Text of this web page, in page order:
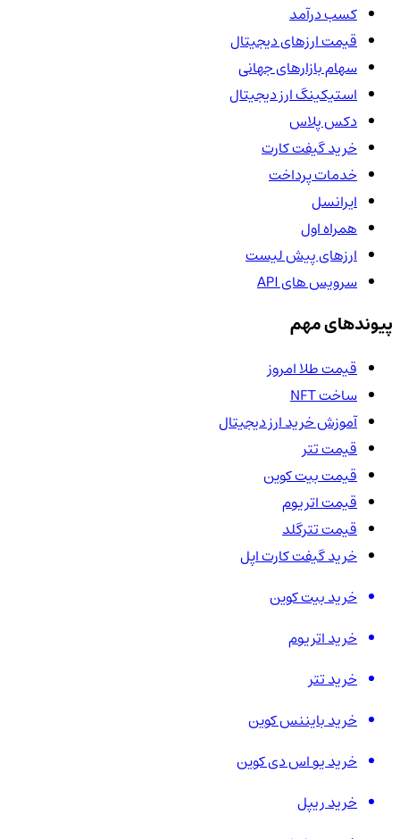
کسب درآمد
قیمت ارزهای دیجیتال
سهام بازارهای جهانی
استیکینگ ارز دیجیتال
دکس پلاس
خرید گیفت کارت
خدمات پرداخت
ایرانسل
همراه اول
ارزهای پیش لیست
سرویس های API
پیوندهای مهم
قیمت طلا امروز
ساخت NFT
آموزش خرید ارز دیجیتال
قیمت تتر
قیمت بیت کوین
قیمت اتریوم
قیمت تترگلد
خرید گیفت کارت اپل
خرید بیت کوین
خرید اتریوم
خرید تتر
خرید بایننس کوین
خرید یو اس دی کوین
خرید ریپل